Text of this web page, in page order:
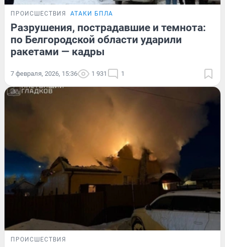
ПРОИСШЕСТВИЯ АТАКИ БПЛА
Разрушения, пострадавшие и темнота:
по Белгородской области ударили
ракетами — кадры
7 февраля, 2026, 15:36 1 931 1
ПРОИСШЕСТВИЯ